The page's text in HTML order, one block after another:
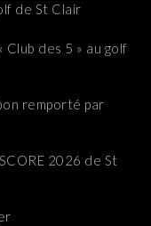
de St Clair
des 5 » au golf
remporté par
2026 de St